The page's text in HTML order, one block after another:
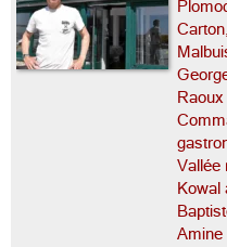
Vallée
Kowal
Amine